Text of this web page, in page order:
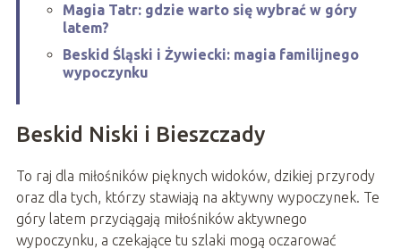
Magia Tatr: gdzie warto się wybrać w góry
latem?
Beskid Śląski i Żywiecki: magia familijnego
wypoczynku
Beskid Niski i Bieszczady
To raj dla miłośników pięknych widoków, dzikiej przyrody
oraz dla tych, którzy stawiają na aktywny wypoczynek. Te
góry latem przyciągają miłośników aktywnego
wypoczynku, a czekające tu szlaki mogą oczarować